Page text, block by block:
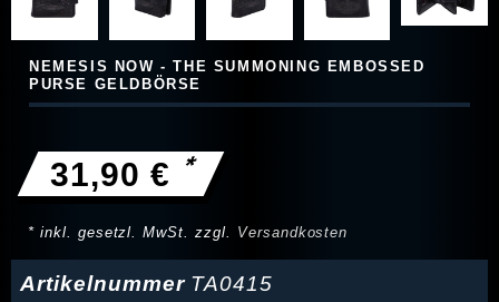
NEMESIS NOW - THE SUMMONING EMBOSSED
PURSE GELDBÖRSE
31,90 € *
* inkl. gesetzl. MwSt. zzgl. Versandkosten
Artikelnummer TA0415